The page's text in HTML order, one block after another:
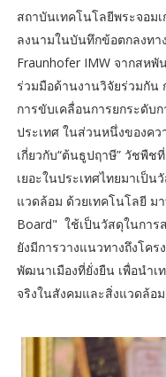
สถาบันเทคโนโลยีพระจอม
ลงนามในบันทึกข้อตกลงทา
Fraunhofer IMW จากสห
ร่วมมือด้านงานวิจัยร่วมกัน
การขับเคลื่อนการยกระดับ
ประเทศ ในส่วนหนึ่งของค
เกี่ยวกับ“ต้นธูปฤาษี” วัชพื
เยอะในประเทศไทยมาเป็
แวดล้อม ด้วยเทคโนโลยี ม
Board" ใช้เป็นวัสดุในการ
ยังมีการวางแนวทางถึงโค
พัฒนาเมืองที่ยั่งยืน เพื่อนำ
จริงในสังคมและสิ่งแวดล้อ